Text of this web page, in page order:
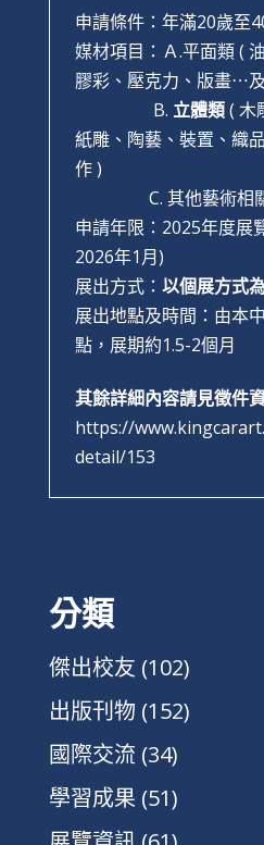
申請條件：年滿20歲至
媒材項目：Ａ.平面類 (
膠彩、壓克力、版畫⋯
B. 立體類( 木
紙雕、陶藝、裝置、織
作 )
C. 其他藝術相關
申請年限：2025年度展
2026年1月)
展出方式： 以個展方式
展出地點及時間：由本
點，展期約1.5-2個月
其餘詳細內容請見徵件
https://
detail/153
分類
傑出校友 (102)
出版刊物 (152)
國際交流 (34)
學習成果 (51)